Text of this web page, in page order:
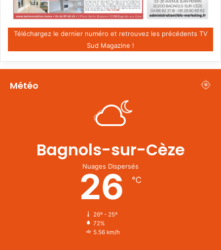
Téléchargez le dernier numéro et retrouvez les précédents TV
Sud Magazine !
Météo
Bagnols-sur-Cèze
Nuages Dispersés
26 ℃
26º - 25º
72%
5.56 km/h